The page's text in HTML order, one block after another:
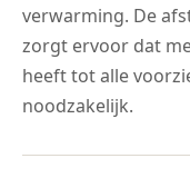
verwarming. De
zorgt ervoor dat
heeft tot alle
noodzakelijk.